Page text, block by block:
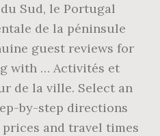
Sud, le Portugal
de la péninsule
guest reviews for
with … Activités et
de la ville. Select an
by-step directions
and travel times